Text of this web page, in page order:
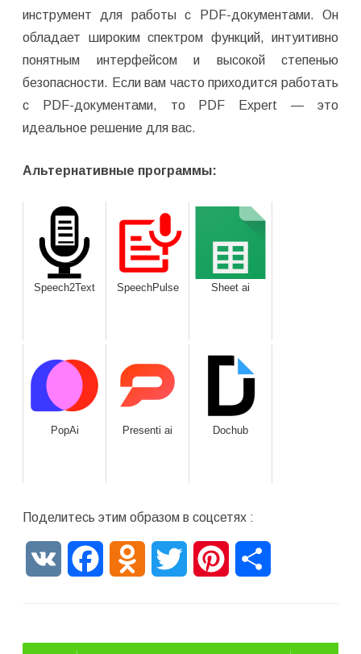
инструмент для работы с PDF-документами. Он
обладает широким спектром функций, интуитивно
понятным интерфейсом и высокой степенью
безопасности. Если вам часто приходится работать
с PDF-документами, то PDF Expert — это
идеальное решение для вас.
Альтернативные программы:
Speech2Text SpeechPulse Sheet ai
PopAi Presenti ai Dochub
Поделитесь этим образом в соцсетях :
VK FacebookOdnoklassniki
Twitter Pinterest